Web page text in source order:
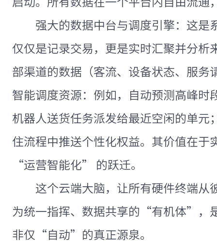
强大的数据中台与调度引擎：这
仅仅是记录交易，更是实时汇聚并分析
部渠道的数据（客流、设备状态、服务
智能调度资源：例如，自动预测高峰时
机器人送货任务派发给最近空闲的单元
住流程中推送个性化权益。其价值在
“运营智能化” 的跃迁。
这个云端大脑，让所有硬件终端
为统一指挥、数据共享的“有机体”
非仅“自动”的真正源泉。